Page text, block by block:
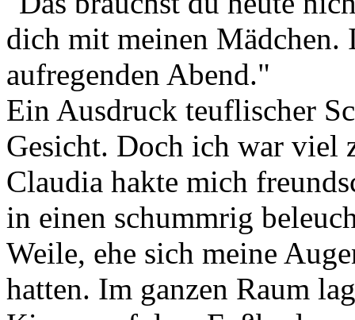
dich mit meinen Mädchen.
aufregenden Abend."
Ein Ausdruck teuflischer
Gesicht. Doch ich war viel
Claudia hakte mich
in einen schummrig
Weile, ehe sich meine
hatten. Im ganzen Raum